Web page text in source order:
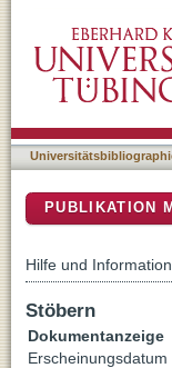
PUBLIKATION
Hilfe und
Stöbern
Dokumentanzeige
Erscheinungsdatum